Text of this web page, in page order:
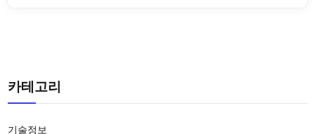
카테고리
기술정보